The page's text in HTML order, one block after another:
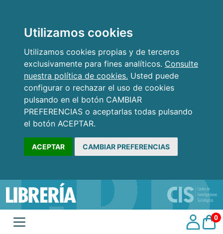
Utilizamos cookies
Utilizamos cookies propias y de terceros
exclusivamente para fines analíticos. Consulte
nuestra política de cookies. Usted puede
configurar o rechazar el uso de cookies
pulsando en el botón CAMBIAR
PREFERENCIAS o aceptarlas todas pulsando
el botón ACEPTAR.
ACEPTAR CAMBIAR PREFERENCIAS
0